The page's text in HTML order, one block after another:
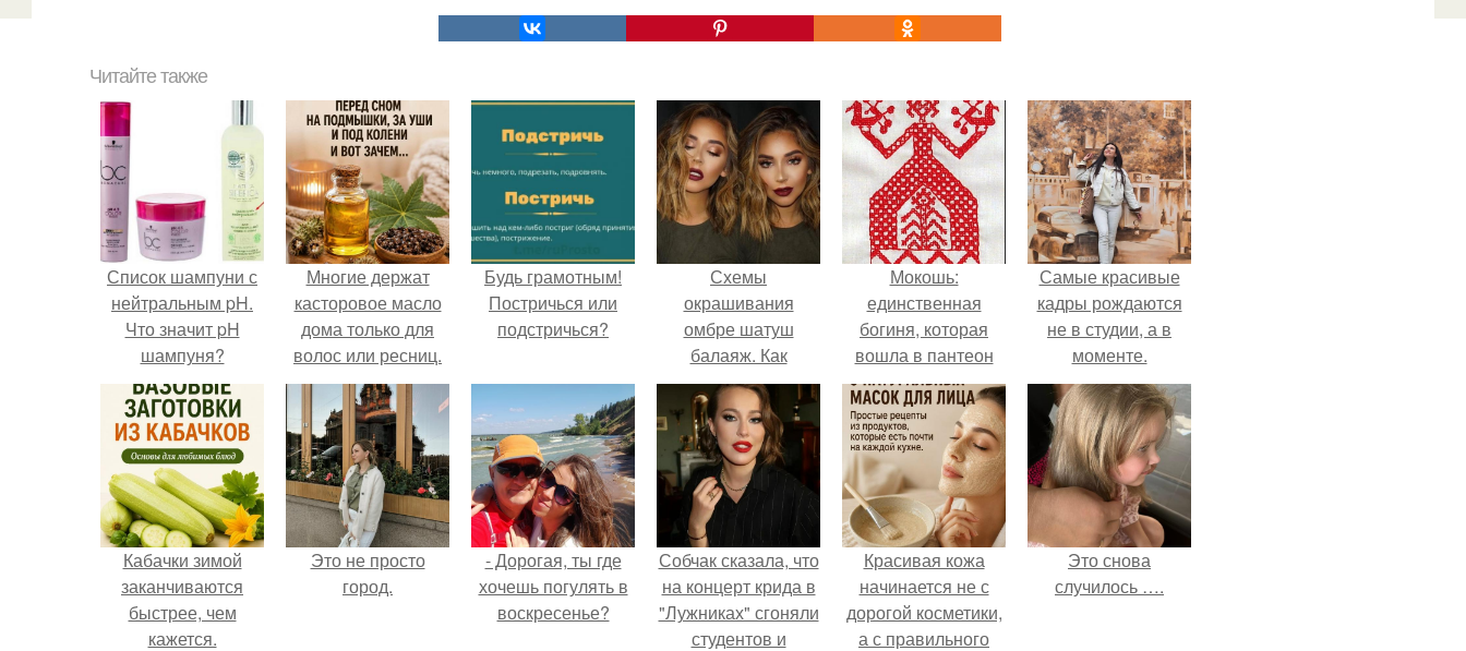
Читайте также
Список шампуни с
нейтральным pH.
Что значит pH
шампуня?
Многие держат
касторовое масло
дома только для
волос или ресниц.
Будь грамотным!
Постричься или
подстричься?
Схемы
окрашивания
омбре шатуш
балаяж. Как
выбрать
окрашивание для
себя
Мокошь:
единственная
богиня, которая
вошла в пантеон
князя Владимира.
Самые красивые
кадры рождаются
не в студии, а в
моменте.
Кабачки зимой
заканчиваются
быстрее, чем
кажется.
Это не просто
город.
- Дорогая, ты где
хочешь погулять в
воскресенье?
Собчак сказала, что
на концерт крида в
"Лужниках" сгоняли
студентов и
Красивая кожа
начинается не с
дорогой косметики,
а с правильного
Это снова
случилось ….